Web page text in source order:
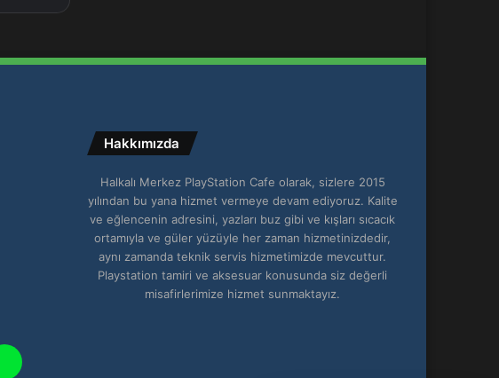
Hakkımızda
Halkalı Merkez PlayStation Cafe olarak, sizlere 2015
yılından bu yana hizmet vermeye devam ediyoruz. Kalite
ve eğlencenin adresini, yazları buz gibi ve kışları sıcacık
ortamıyla ve güler yüzüyle her zaman hizmetinizdedir,
aynı zamanda teknik servis hizmetimizde mevcuttur.
Playstation tamiri ve aksesuar konusunda siz değerli
misafirlerimize hizmet sunmaktayız.
WhatsApp